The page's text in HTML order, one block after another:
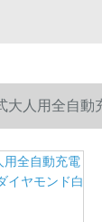
人用全自